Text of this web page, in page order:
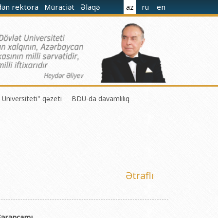
rektora Müraciət Əlaqə az ru en
adına Kataliz və Qeyri-üzvi Kimya İnstitutu
Universiteti" qəzeti BDU-da davamlılıq
Ətraflı